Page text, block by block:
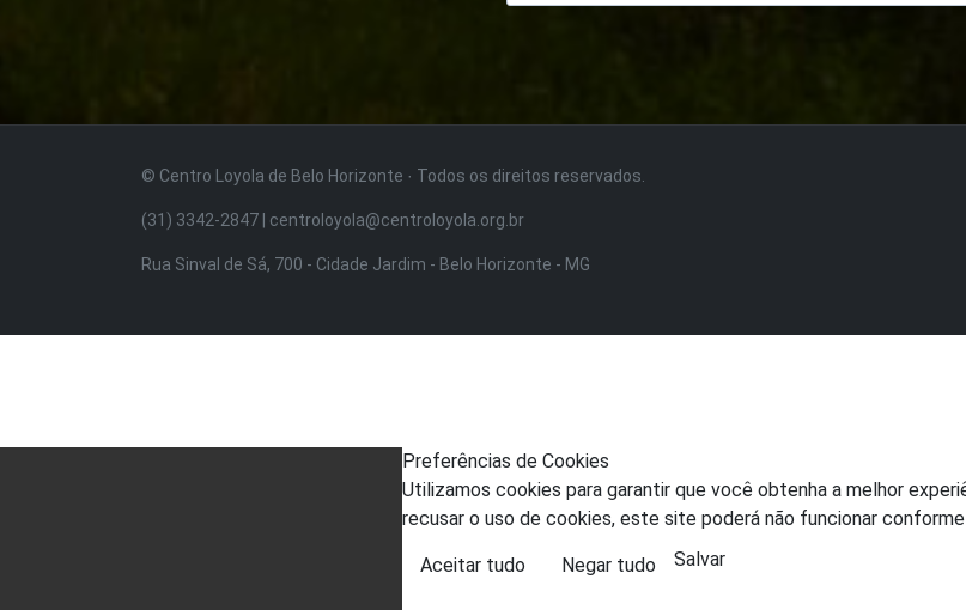
© Centro Loyola de Belo Horizonte · Todos os direitos reservados.
(31) 3342-2847 | centroloyola@centroloyola.org.br
Rua Sinval de Sá, 700 - Cidade Jardim - Belo Horizonte - MG
Preferências de Cookies
Utilizamos cookies para garantir que você obtenha a melhor
recusar o uso de cookies, este site poderá não funcionar
Aceitar tudo Negar tudo Salvar